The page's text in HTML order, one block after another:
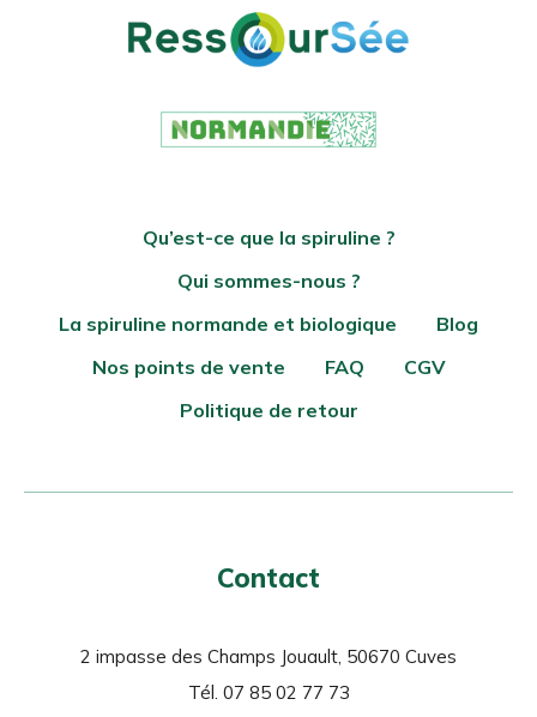
Qu’est-ce que la spiruline ?
Qui sommes-nous ?
La spiruline normande et biologique
Blog
Nos points de vente
FAQ
CGV
Politique de retour
Contact
2 impasse des Champs Jouault, 50670 Cuves
Tél. 07 85 02 77 73